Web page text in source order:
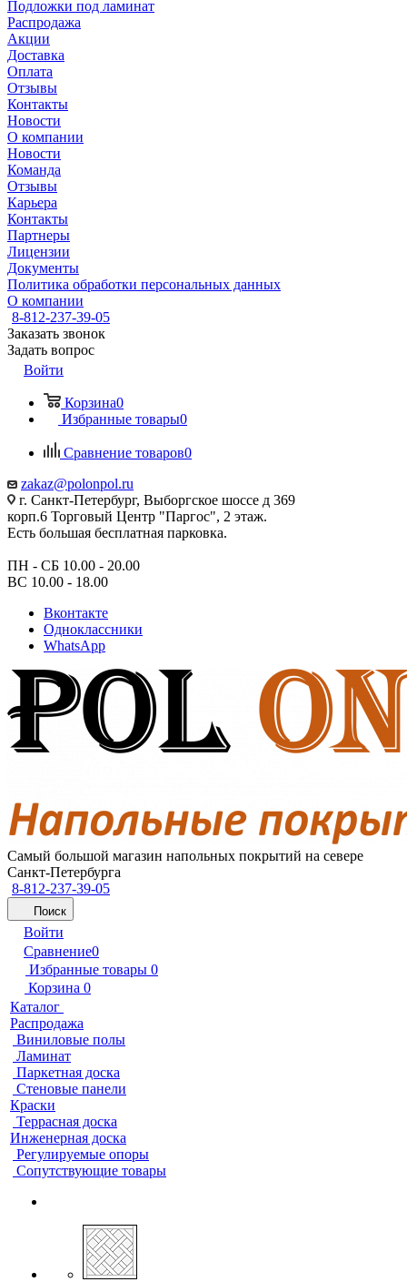
Подложки под ламинат
Распродажа
Акции
Доставка
Оплата
Отзывы
Контакты
Новости
О компании
Новости
Команда
Отзывы
Карьера
Контакты
Партнеры
Лицензии
Документы
Политика обработки персональных данных
О компании
8-812-237-39-05
Заказать звонок
Задать вопрос
Войти
Корзина0
Избранные товары0
Сравнение товаров0
zakaz@polonpol.ru
г. Санкт-Петербург, Выборгское шоссе д 369
корп.6 Торговый Центр "Паргос", 2 этаж.
Есть большая бесплатная парковка.
ПН - СБ 10.00 - 20.00
ВС 10.00 - 18.00
Вконтакте
Одноклассники
WhatsApp
Самый большой магазин напольных покрытий на севере
Санкт-Петербурга
8-812-237-39-05
Поиск
Войти
Сравнение0
Избранные товары 0
Корзина 0
Каталог
Распродажа
Виниловые полы
Ламинат
Паркетная доска
Стеновые панели
Краски
Террасная доска
Инженерная доска
Регулируемые опоры
Сопутствующие товары